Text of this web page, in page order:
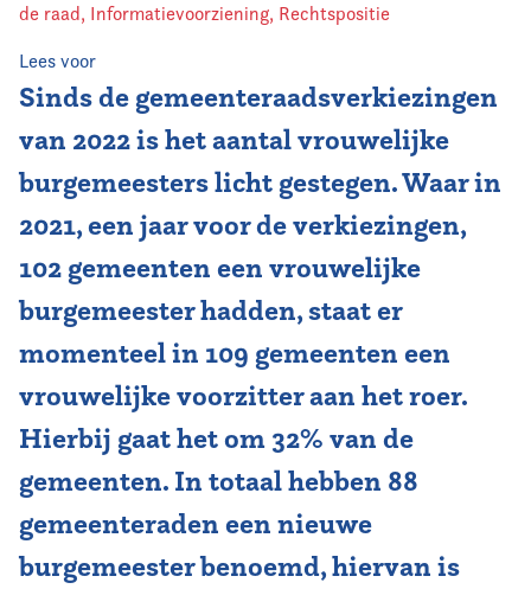
de raad, Informatievoorziening, Rechtspositie
Lees voor
Sinds de gemeenteraadsverkiezingen
van 2022 is het aantal vrouwelijke
burgemeesters licht gestegen. Waar in
2021, een jaar voor de verkiezingen,
102 gemeenten een vrouwelijke
burgemeester hadden, staat er
momenteel in 109 gemeenten een
vrouwelijke voorzitter aan het roer.
Hierbij gaat het om 32% van de
gemeenten. In totaal hebben 88
gemeenteraden een nieuwe
burgemeester benoemd, hiervan is